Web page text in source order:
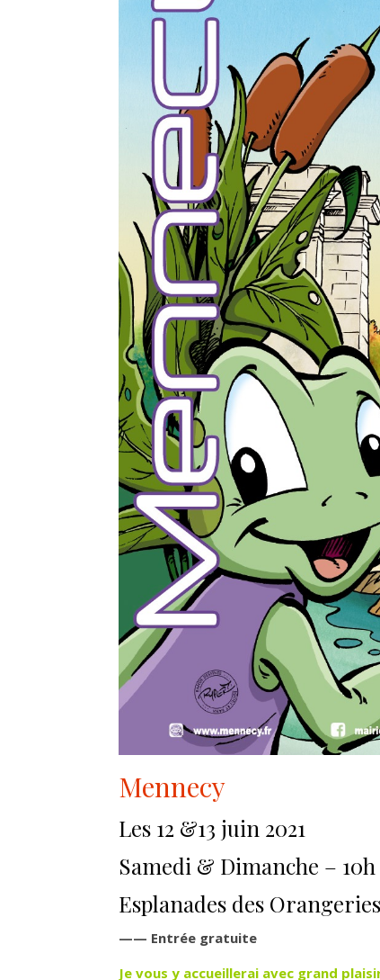
Mennecy
Les 12 &13 juin 2021
Samedi & Dimanche – 10h
Esplanades des
—— Entrée gratuite
Je vous y accueillerai avec grand